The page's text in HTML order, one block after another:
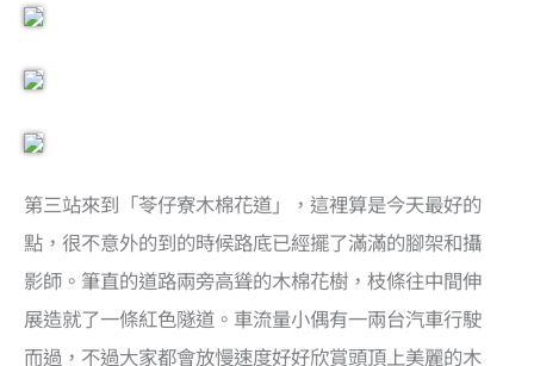
第三站來到「苓仔寮木棉花道」，這裡算是今天最好的
點，很不意外的到的時候路底已經擺了滿滿的腳架和攝
影師。筆直的道路兩旁高聳的木棉花樹，枝條往中間伸
展造就了一條紅色隧道。車流量小偶有一兩台汽車行駛
而過，不過大家都會放慢速度好好欣賞頭頂上美麗的木